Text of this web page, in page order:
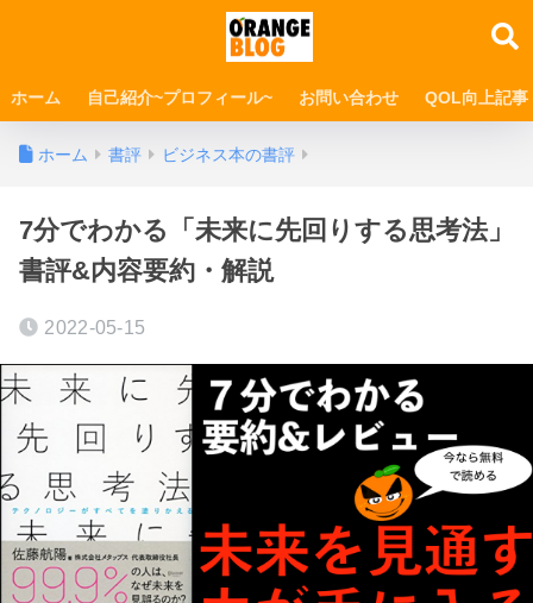
ホーム 自己紹介~プロフィール~ お問い合わせ QOL向上記事
ホーム 書評 ビジネス本の書評
7分でわかる「未来に先回りする思考法」
書評&内容要約・解説
2022-05-15